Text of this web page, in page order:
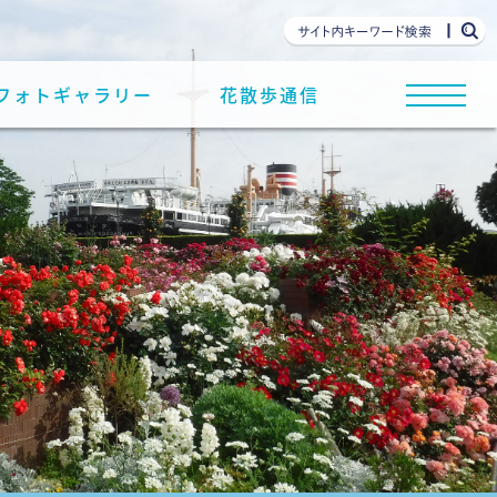
ォトギャラリー 花散歩通信